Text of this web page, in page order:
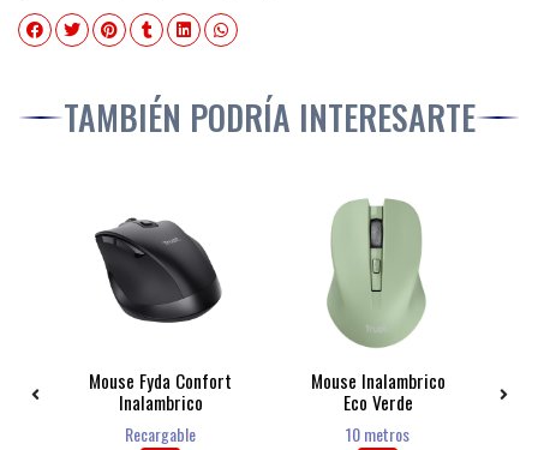
TAMBIÉN PODRÍA INTERESARTE
Mouse Fyda Confort
Inalambrico
Recargable
Mouse Inalambrico
Eco Verde
10 metros